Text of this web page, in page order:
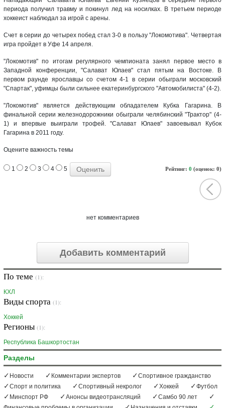
периода получил травму и покинул лед на носилках. В третьем периоде
хоккеист наблюдал за игрой с арены.
Счет в серии до четырех побед стал 3-0 в пользу "Локомотива". Четвертая
игра пройдет в Уфе 14 апреля.
"Локомотив" по итогам регулярного чемпионата занял первое место в
Западной конференции, "Салават Юлаев" стал пятым на Востоке. В
первом раунде ярославцы со счетом 4-1 в серии обыграли московский
"Спартак", уфимцы были сильнее екатеринбургского "Автомобилиста" (4-2).
"Локомотив" является действующим обладателем Кубка Гагарина. В
финальной серии железнодорожники обыграли челябинский "Трактор" (4-
1) и впервые выиграли трофей. "Салават Юлаев" завоевывал Кубок
Гагарина в 2011 году.
Оцените важность темы
Рейтинг: 0 (оценок: 0)
1 2 3 4 5
нет комментариев
Добавить комментарий
По теме (1):
КХЛ
Виды спорта (1):
Хоккей
Регионы (1):
Республика Башкортостан
Разделы
Новости Комментарии экспертов
Спортивное гражданство
Спорт и политика
Спортивный некролог Хоккей
Футбол
Минспорт РФ
Анонсы видеотрансляций
Самбо 90 лет